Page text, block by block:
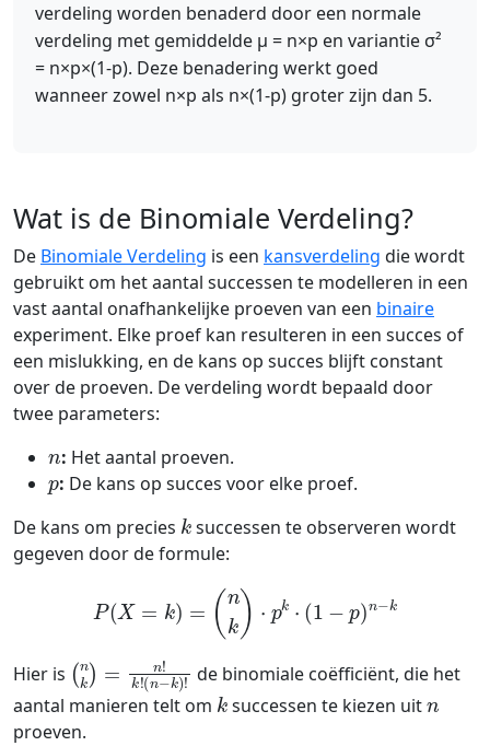
verdeling worden benaderd door een normale
verdeling met gemiddelde μ = n×p en variantie σ²
= n×p×(1-p). Deze benadering werkt goed
wanneer zowel n×p als n×(1-p) groter zijn dan 5.
Wat is de Binomiale Verdeling?
De Binomiale Verdeling is een kansverdeling die wordt
gebruikt om het aantal successen te modelleren in een
vast aantal onafhankelijke proeven van een binaire
experiment. Elke proef kan resulteren in een succes of
een mislukking, en de kans op succes blijft constant
over de proeven. De verdeling wordt bepaald door
twee parameters:
: Het aantal proeven.
p
: De kans op succes voor elke proef.
De kans om precies
k
successen te observeren wordt
gegeven door de formule:
k)⋅p
Hier is
(nk
(n−
de binomiale coëfficiënt, die het
aantal manieren telt om
k
successen te kiezen uit
n
proeven.